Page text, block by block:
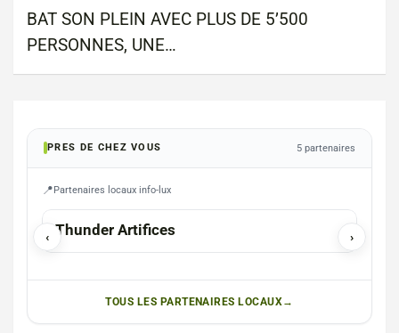
BAT SON PLEIN AVEC PLUS DE 5’500
PERSONNES, UNE…
PRES DE CHEZ VOUS 5 partenaires
Partenaires locaux info-lux
‹ ›
Thunder Artifices
TOUS LES PARTENAIRES LOCAUX